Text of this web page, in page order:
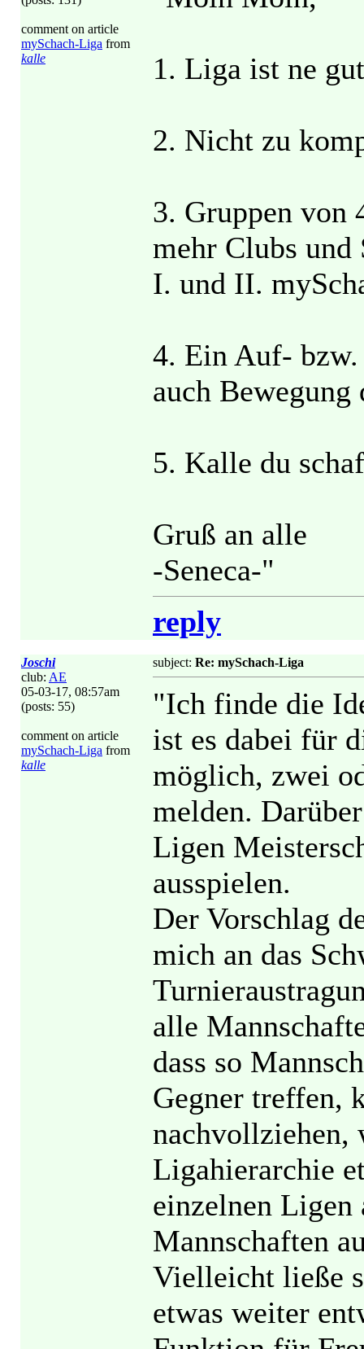
comment on article
mySchach-Liga from
kalle
1. Liga ist ne
2. Nicht zu
3. Gruppen von
mehr Clubs und
I. und II.
4. Ein Auf-
auch
5. Kalle du
Gruß an alle
-Seneca-"
reply
Joschi
club: AE
05-03-17, 08:57am
(posts: 55)
comment on article
mySchach-Liga from
kalle
subject: Re: mySchach-Liga
"Ich finde die
ist es dabei für
möglich, zwei
melden.
Ligen
ausspielen.
Der Vorschlag
mich an das
alle
dass so
Gegner treffen,
nachvollziehen,
Ligahierarchie
einzelnen Ligen
Mannschaften
Vielleicht ließe
etwas weiter